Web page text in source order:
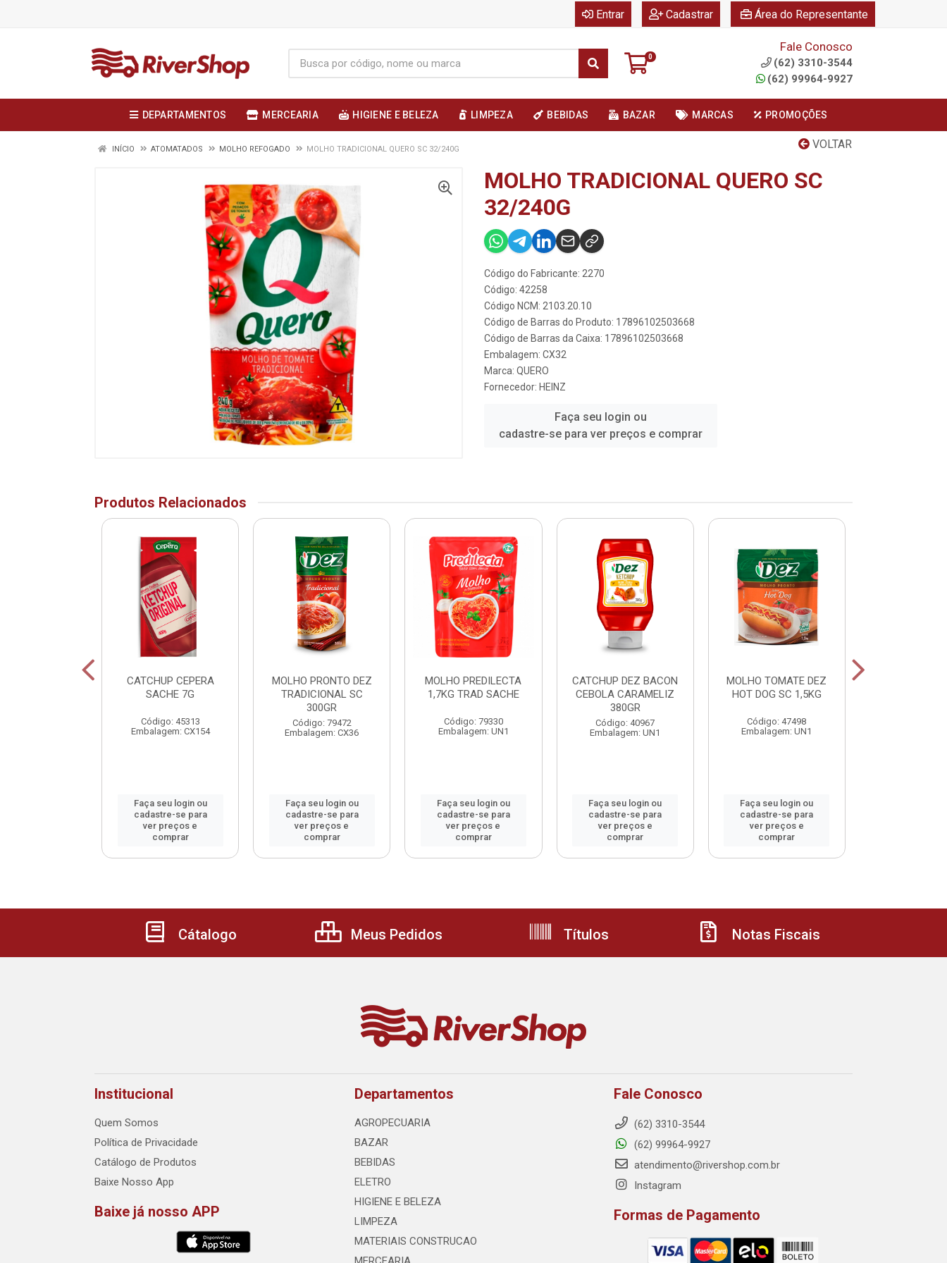
Entrar Cadastrar Área do Representante
0
Fale Conosco
(62) 3310-3544
(62) 99964-9927
DEPARTAMENTOS MERCEARIA HIGIENE E BELEZA LIMPEZA BEBIDAS BAZAR MARCAS PROMOÇÕES
VOLTAR
INÍCIO ATOMATADOS MOLHO REFOGADO MOLHO TRADICIONAL QUERO SC 32/240G
MOLHO TRADICIONAL QUERO SC
32/240G
Código do Fabricante: 2270
Código: 42258
Código NCM: 2103.20.10
Código de Barras do Produto: 17896102503668
Código de Barras da Caixa: 17896102503668
Embalagem: CX32
Marca: QUERO
Fornecedor: HEINZ
Faça seu login ou
cadastre-se para ver preços e comprar
Produtos Relacionados
CATCHUP CEPERA
SACHE 7G
Código: 45313
Embalagem: CX154
Faça seu login ou
cadastre-se para
ver preços e
comprar
MOLHO PRONTO DEZ
TRADICIONAL SC
300GR
Código: 79472
Embalagem: CX36
Faça seu login ou
cadastre-se para
ver preços e
comprar
MOLHO PREDILECTA
1,7KG TRAD SACHE
Código: 79330
Embalagem: UN1
Faça seu login ou
cadastre-se para
ver preços e
comprar
CATCHUP DEZ BACON
CEBOLA CARAMELIZ
380GR
Código: 40967
Embalagem: UN1
Faça seu login ou
cadastre-se para
ver preços e
comprar
MOLHO TOMATE DEZ
HOT DOG SC 1,5KG
Código: 47498
Embalagem: UN1
Faça seu login ou
cadastre-se para
ver preços e
comprar
Cátalogo Meus Pedidos Títulos Notas Fiscais
Institucional
Quem Somos
Política de Privacidade
Catálogo de Produtos
Baixe Nosso App
Baixe já nosso APP
Departamentos
AGROPECUARIA
BAZAR
BEBIDAS
ELETRO
HIGIENE E BELEZA
LIMPEZA
MATERIAIS CONSTRUCAO
Fale Conosco
(62) 3310-3544
(62) 99964-9927
atendimento@rivershop.com.br
Instagram
Formas de Pagamento